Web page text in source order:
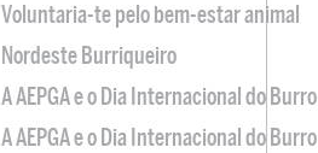
Voluntaria-te pelo bem-estar animal
Nordeste Burriqueiro
A AEPGA e o Dia Internacional do Burro
A AEPGA e o Dia Internacional do Burro